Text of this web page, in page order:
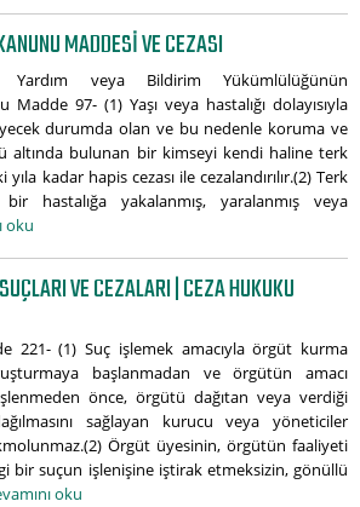
MADDESI VE CEZASI
Yardım veya Bildirim Yükümlülüğünün
Madde 97- (1) Yaşı veya hastalığı dolayısıyla
durumda olan ve bu nedenle koruma ve
altında bulunan bir kimseyi kendi haline terk
kadar hapis cezası ile cezalandırılır.(2) Terk
bir hastalığa yakalanmış, yaralanmış veya
oku
VE CEZALARI | CEZA HUKUKU
221- (1) Suç işlemek amacıyla örgüt kurma
başlanmadan ve örgütün amacı
önce, örgütü dağıtan veya verdiği
sağlayan kurucu veya yöneticiler
Örgüt üyesinin, örgütün faaliyeti
bir suçun işlenişine iştirak etmeksizin, gönüllü
oku